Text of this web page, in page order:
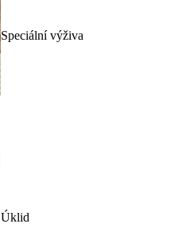
Speciální výživa
Úklid